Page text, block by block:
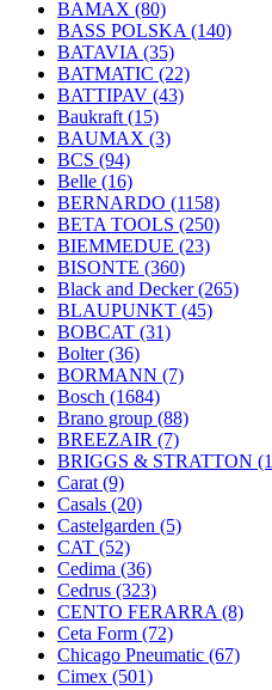
BAMAX (80)
BASS POLSKA (140)
BATAVIA (35)
BATMATIC (22)
BATTIPAV (43)
Baukraft (15)
BAUMAX (3)
BCS (94)
Belle (16)
BERNARDO (1158)
BETA TOOLS (250)
BIEMMEDUE (23)
BISONTE (360)
Black and Decker(265)
BLAUPUNKT (45)
BOBCAT (31)
Bolter(36)
BORMANN (7)
Bosch (1684)
Brano group (88)
BREEZAIR (7)
BRIGGS & STRATTON
Carat (9)
Casals (20)
Castelgarden (5)
CAT (52)
Cedima (36)
Cedrus (323)
CENTO FERARRA (8)
Ceta Form (72)
Chicago Pneumatic (67)
Cimex (501)